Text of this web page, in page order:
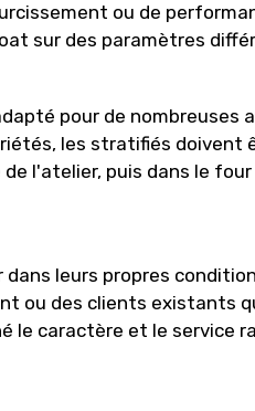
ou de
sur des paramètres
pour de nombreuses
les stratifiés doivent
l'atelier, puis dans le
leurs propres
ou des clients existants
le caractère et le service